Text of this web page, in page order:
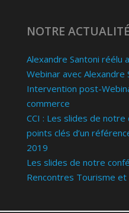
NOTRE ACTUALITÉ
Alexandre Santoni réélu
Webinar avec Alexandre
Intervention post-
commerce
CCI : Les slides de
points clés d’un
2019
Les slides de notre
Rencontres Tourisme